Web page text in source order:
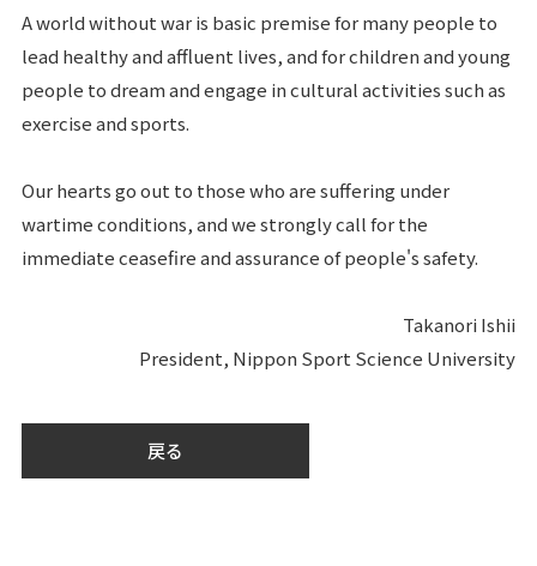
A world without war is basic premise for many people to
lead healthy and affluent lives, and for children and young
people to dream and engage in cultural activities such as
exercise and sports.
Our hearts go out to those who are suffering under
wartime conditions, and we strongly call for the
immediate ceasefire and assurance of people's safety.
Takanori Ishii
President, Nippon Sport Science University
戻る